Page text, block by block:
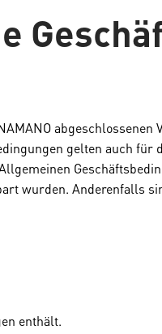
gelten auch
wurden. Anderenfalls
enthält.